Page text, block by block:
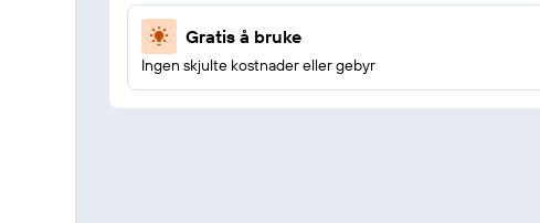
Gratis å bruke
Ingen skjulte kostnader eller gebyr